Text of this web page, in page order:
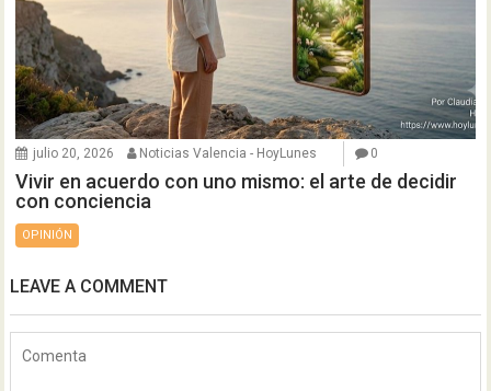
julio 20, 2026 Noticias Valencia - HoyLunes 0
Vivir en acuerdo con uno mismo: el arte de decidir
con conciencia
OPINIÓN
LEAVE A COMMENT